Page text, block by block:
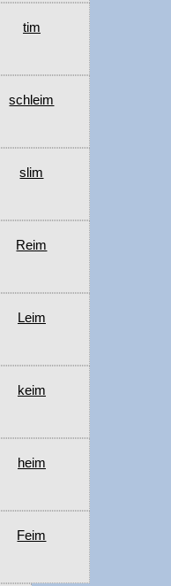
tim
schleim
slim
Reim
Leim
keim
heim
Feim